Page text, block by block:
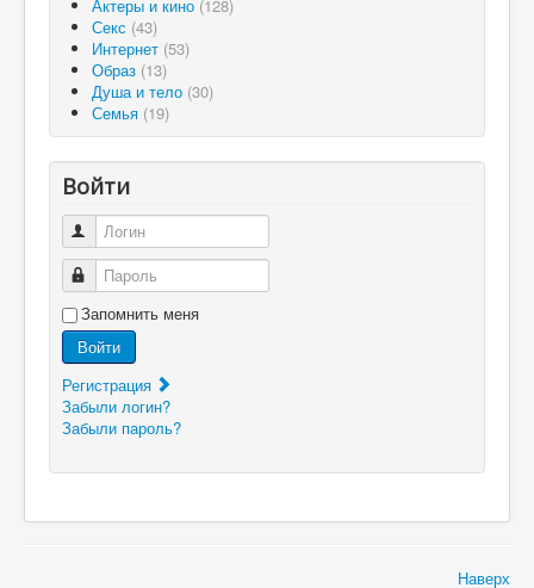
Актеры и кино (128)
Секс (43)
Интернет (53)
Образ (13)
Душа и тело (30)
Семья (19)
Войти
Логин
Пароль
Запомнить меня
Войти
Регистрация
Забыли логин?
Забыли пароль?
Наверх